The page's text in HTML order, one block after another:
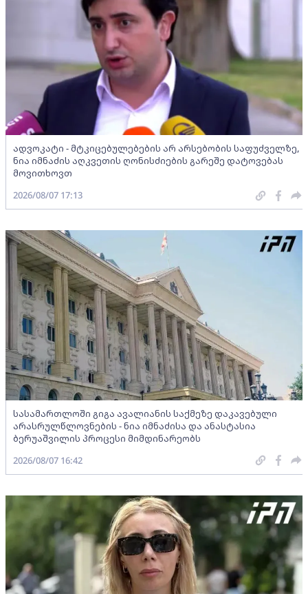
ადვოკატი - მტკიცებულებების არ არსებობის საფუძველზე,
ნია იმნაძის აღკვეთის ღონისძიების გარეშე დატოვებას
მოვითხოვთ
2026/08/07 17:13
სასამართლოში გიგა ავალიანის საქმეზე დაკავებული
არასრულწლოვნების - ნია იმნაძისა და ანასტასია
ბერუაშვილის პროცესი მიმდინარეობს
2026/08/07 16:42